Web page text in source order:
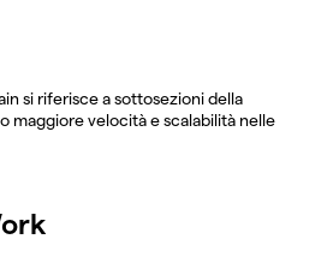
si riferisce a sottosezioni della
maggiore velocità e scalabilità nelle